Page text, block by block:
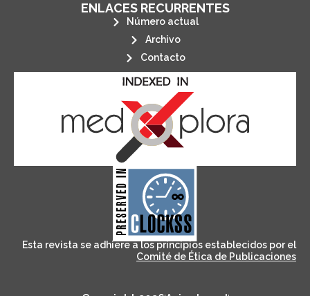
ENLACES RECURRENTES
Número actual
Archivo
Contacto
CLOCKSS is a dak archive that
ensures the long-term survival
of web-based scholary
publications, governed by and for
its stakeholders.
Esta revista se adhiere a los principios establecidos por el
Comité de Ética de Publicaciones